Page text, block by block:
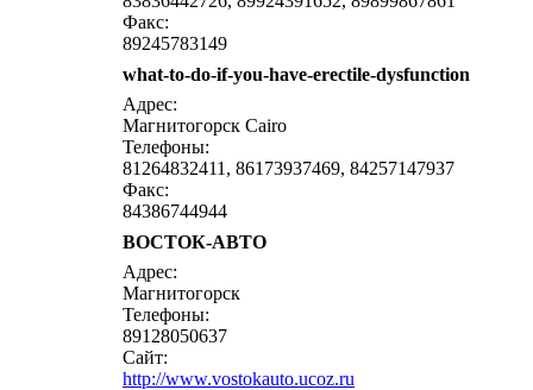
Факс:
89245783149
what-to-do-if-you-have-erectile-dysfunction
Адрес:
Магнитогорск Cairo
Телефоны:
81264832411, 86173937469, 84257147937
Факс:
84386744944
ВОСТОК-АВТО
Адрес:
Магнитогорск
Телефоны:
89128050637
Сайт:
http://www.vostokauto.ucoz.ru